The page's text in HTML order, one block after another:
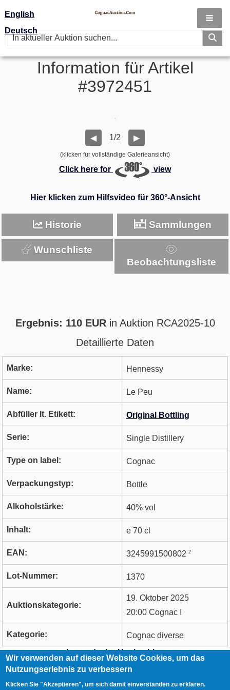
English
Deutsch
Information für Artikel
#3972451
◀ 1/2 ▶
(klicken für vollständige Galerieansicht)
Click here for view
Hier klicken zum Hilfsvideo für 360°-Ansicht
Historie Sammlungen
Wunschliste
Beobachtungsliste
Ergebnis: 110 EURin Auktion RCA2025-10
Detaillierte Daten
Marke: Hennessy
Name: Le Peu
Abfüller lt. Etikett: Original Bottling
Serie: Single Distillery
Type on label: Cognac
Verpackungstyp: Bottle
Alkoholstärke: 40% vol
Inhalt: e 70 cl
EAN: 3245991500802 2
Lot-Nummer: 1370
Auktionskategorie:
19. Oktober 2025
20:00 Cognac I
Kategorie:
Cognac diverse
Legende der Hochzahlen
RCA
Kontakt
Wir verwenden auf dieser Website Cookies, um das
Nutzungserlebnis zu verbessern
Klicken Sie "Akzeptieren", um sich damit einverstanden zu erklären.